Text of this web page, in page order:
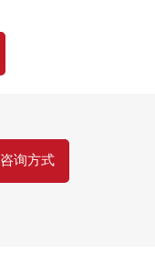
咨询方式